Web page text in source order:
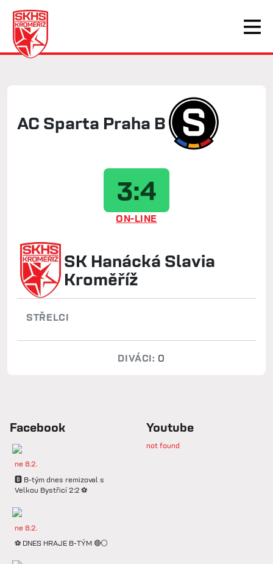
AC Sparta Praha B
3:4
ON-LINE
SK Hanácká Slavia
Kroměříž
STŘELCI
DIVÁCI: 0
Facebook
ne 8.2.
🅱️ B-tým dnes remizoval s
Velkou Bystřicí 2:2 ⚽️
ne 8.2.
⚽️ DNES HRAJE B-TÝM 🔴⚪️
Youtube
not found